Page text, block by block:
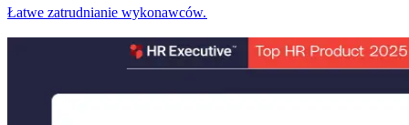
Łatwe zatrudnianie wykonawców.​​